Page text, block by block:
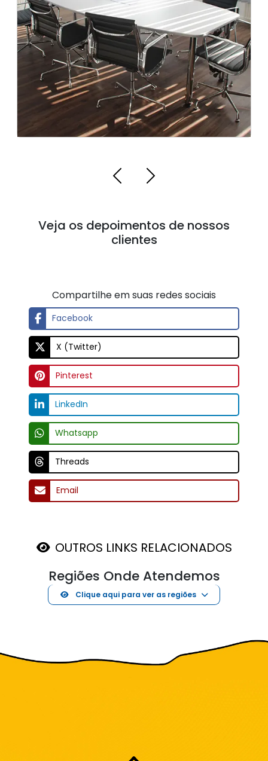
Agência de posicionamento de sites no Mato
Grosso
Marketing digital vale a pena para
Veja os depoimentos de nossos
clientes
Compartilhe em suas redes sociais
Facebook
X (Twitter)
Pinterest
LinkedIn
Whatsapp
Threads
Email
OUTROS LINKS RELACIONADOS
Regiões Onde Atendemos
Clique aqui para ver as regiões